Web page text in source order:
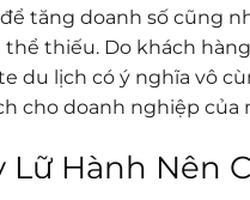
tăng doanh số cũng
thiếu. Do khách
du lịch có ý nghĩa vô
cho doanh nghiệp
Lữ Hành